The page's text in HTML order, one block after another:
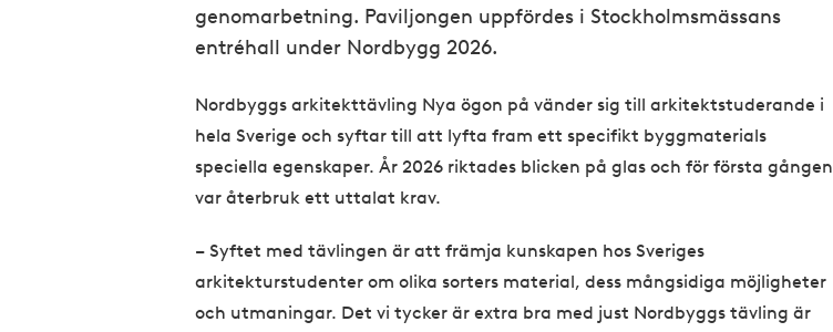
genomarbetning. Paviljongen uppfördes i Stockholmsmässans
entréhall under Nordbygg 2026.
Nordbyggs arkitekttävling Nya ögon på vänder sig till arkitektstuderande i
hela Sverige och syftar till att lyfta fram ett specifikt byggmaterials
speciella egenskaper. År 2026 riktades blicken på glas och för första gången
var återbruk ett uttalat krav.
– Syftet med tävlingen är att främja kunskapen hos Sveriges
arkitekturstudenter om olika sorters material, dess mångsidiga möjligheter
och utmaningar. Det vi tycker är extra bra med just Nordbyggs tävling är